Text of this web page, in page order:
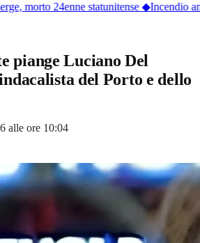
morto 24enne statunitense◆Incendio
piange Luciano Del
del Porto e dello
alle ore 10:04